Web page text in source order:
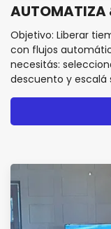
AUTOMATIZA
Objetivo: Liberar
con flujos
necesitás:
descuento y escalá